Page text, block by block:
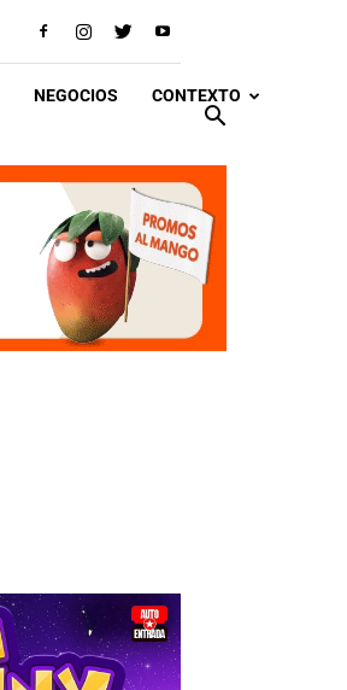
NEGOCIOS CONTEXTO